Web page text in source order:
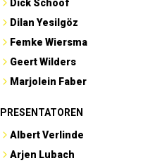
Dick Schoof
Dilan Yesilgöz
Femke Wiersma
Geert Wilders
Marjolein Faber
PRESENTATOREN
Albert Verlinde
Arjen Lubach